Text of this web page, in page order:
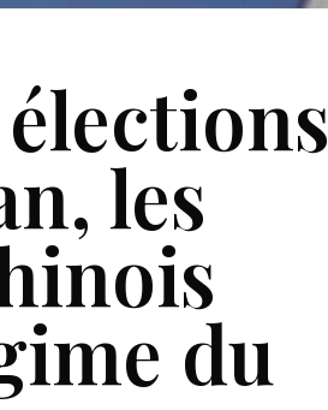
les
du